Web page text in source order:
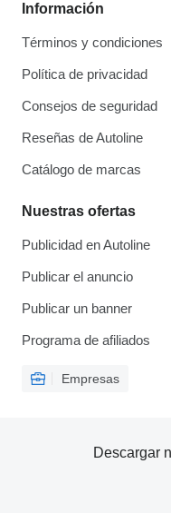
Información
Términos y condiciones
Política de privacidad
Consejos de seguridad
Reseñas de Autoline
Catálogo de marcas
Nuestras ofertas
Publicidad en Autoline
Publicar el anuncio
Publicar un banner
Programa de afiliados
Empresas
Descargar